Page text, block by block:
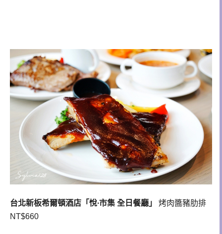
台北新板希爾頓酒店「悅∙市集 全日餐廳」
烤肉醬豬肋排
NT$660